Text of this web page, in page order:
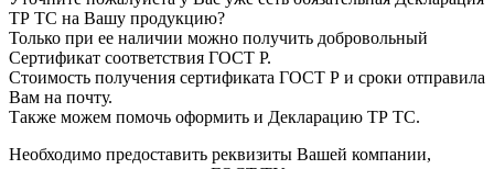
ТР ТС на Вашу продукцию?
Только при ее наличии можно получить добровольный
Сертификат соответствия ГОСТ Р.
Стоимость получения сертификата ГОСТ Р и сроки отправила
Вам на почту.
Также можем помочь оформить и Декларацию ТР ТС.
Необходимо предоставить реквизиты Вашей компании,